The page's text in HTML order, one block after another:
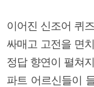
이어진 신조어 퀴
싸매고 고전을 면
정답 향연이 펼쳐
파트 어르신들이